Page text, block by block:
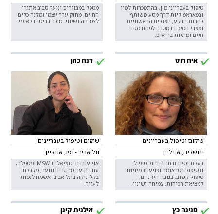
טיפול בעברייני מין, בהתמכרות למין
ובפאראפיליות דרך מסע משותף
להבנת הרקע, הצרכים הראשוניים
ומצבי הסיכון במטרה לפתח סגנון
חיים ומיניות בריאים.
מטפל במבוגרים ונוער סביב אתגרי
החיים, מחזק ערך עצמי ומקנה כלים
לצמיחה ושינוי. מוכר בביטוח לאומי.
איה רוט
שיקום וטיפול בעבריינים
ירושלים, אונליין
בעלת נסיון נרחב בניהול טיפולי
ובטיפול בטראומה ופגיעות מיניות.
טיפול קשוב, בגובה העיניים,
למציאת הכוחות, צמיחה ושינוי.
דנה כהן
שיקום וטיפול בעבריינים
תל אביב - יפו, אונליין
אני עובדת סוציאלית MSW ומטפלת,
עובדת עם מבוגרים ונוער, מקבלת
בקליניקה בתל אביב. אשמח לנסות
לעזור.
פנינה כץ אילנית קינן